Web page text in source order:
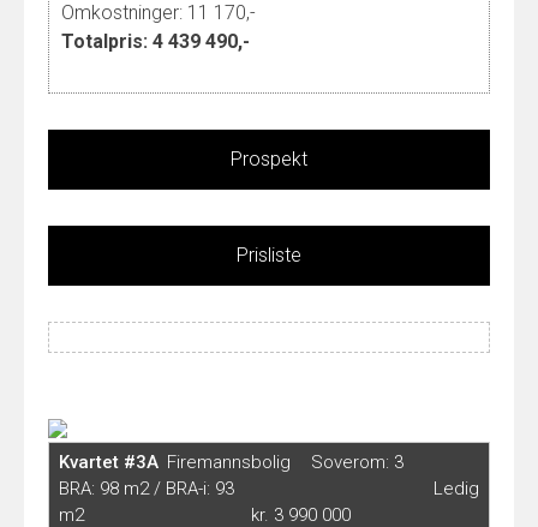
Omkostninger: 11 170,-
Totalpris: 4 439 490,-
Prospekt
Prisliste
Kvartet #3A Firemannsbolig
Soverom: 3
BRA: 98 m2 / BRA-i: 93
m2
kr. 3 990 000
Ledig